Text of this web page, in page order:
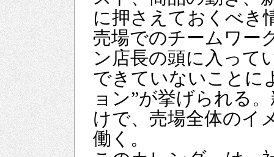
に押さえておくべき
売場でのチームワー
ン店長の頭に入って
できていないことに
ョン”が挙げられる
けで、売場全体のイ
働く。